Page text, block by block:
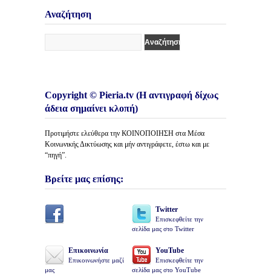
Άρθρων
Αναζήτηση
Copyright © Pieria.tv (Η αντιγραφή δίχως
άδεια σημαίνει κλοπή)
Προτιμήστε ελεύθερα την ΚΟΙΝΟΠΟΙΗΣΗ στα Μέσα
Κοινωνικής Δικτύωσης και μήν αντιγράφετε, έστω και με
“πηγή”.
Βρείτε μας επίσης:
Twitter
Επισκεφθείτε την
σελίδα μας στο Twitter
Επικοινωνία
Επικοινωνήστε μαζί
μας
YouTube
Επισκεφθείτε την
σελίδα μας στο YouTube